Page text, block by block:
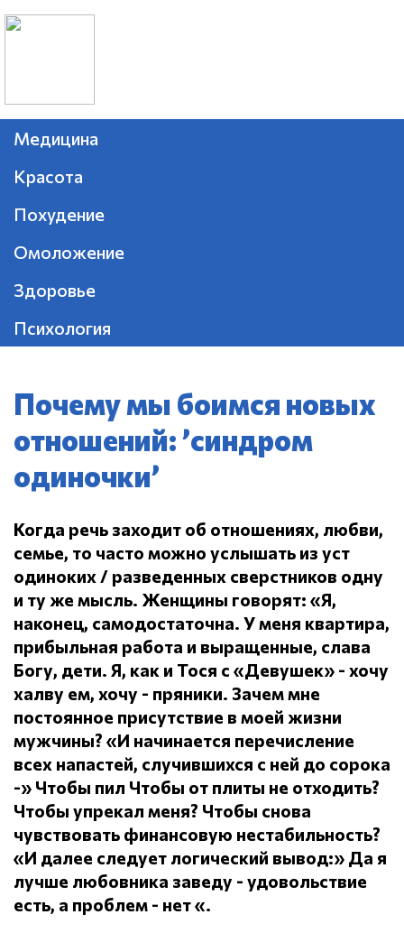
Медицина
Красота
Похудение
Омоложение
Здоровье
Психология
Почему мы боимся новых
отношений: ’синдром
одиночки’
Когда речь заходит об отношениях, любви,
семье, то часто можно услышать из уст
одиноких / разведенных сверстников одну
и ту же мысль. Женщины говорят: «Я,
наконец, самодостаточна. У меня квартира,
прибыльная работа и выращенные, слава
Богу, дети. Я, как и Тося с «Девушек» - хочу
халву ем, хочу - пряники. Зачем мне
постоянное присутствие в моей жизни
мужчины? «И начинается перечисление
всех напастей, случившихся с ней до сорока
-» Чтобы пил Чтобы от плиты не отходить?
Чтобы упрекал меня? Чтобы снова
чувствовать финансовую нестабильность?
«И далее следует логический вывод:» Да я
лучше любовника заведу - удовольствие
есть, а проблем - нет «.